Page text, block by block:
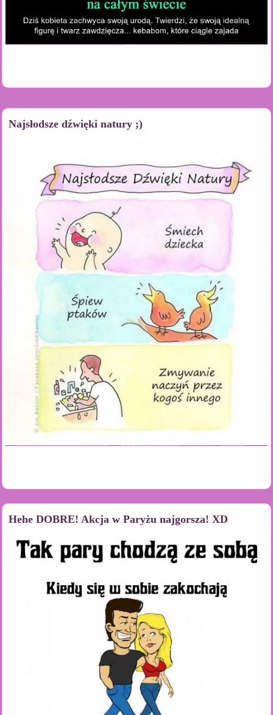
Najsłodsze dźwięki natury ;)
Hehe DOBRE! Akcja w Paryżu najgorsza! XD